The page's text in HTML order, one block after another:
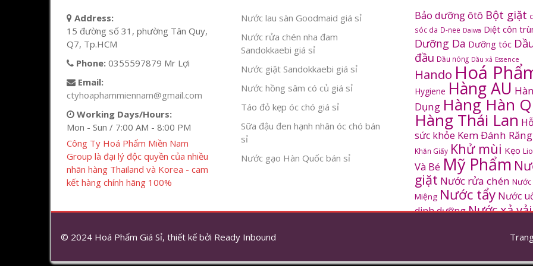
Address:
15 đường số 31, phường Tân Quy,
Q7, Tp.HCM
Phone: 0355597879 Mr Lợi
Email:
ctyhoaphammiennam@gmail.com
Working Days/Hours:
Mon - Sun / 7:00 AM - 8:00 PM
Công Ty Hoá Phẩm Miền Nam
Group là đại lý độc quyền của nhiều
nhãn hàng Thailand và Korea - cam
kết hàng chính hãng 100%
Nước lau sàn Goodmaid giá sỉ
Nước rửa chén nha đam
Sandokkaebi giá sỉ
Nước giặt Sandokkaebi giá sỉ
Nước hồng sâm có củ giá sỉ
Táo đỏ kẹp óc chó giá sỉ
Sữa đậu đen hạnh nhân óc chó bán
sỉ
Nước gạo Hàn Quốc bán sỉ
Bảo dưỡng ôtô Bột giặt
sóc da D-nee Daiwa Diệt côn
Dưỡng Da Dưỡng tóc
đầu Dầu nóng Dầu xả Essence
Hando Hoá
Hygiene Hàng AU
Dụng Hàng Hàn
Hàng Thái Lan
sức khỏe Kem Đánh Răng
Khăn Giấy Khử mùi Kẹo
Và Bé Mỹ Phẩm
giặt Nước rửa chén Nước
Miệng Nước tẩy Nước
dinh dưỡngNước xả vải
Sâm Hàn Quốc
© 2024 Hoá Phẩm Giá Sỉ, thiết kế bởi Ready Inbound